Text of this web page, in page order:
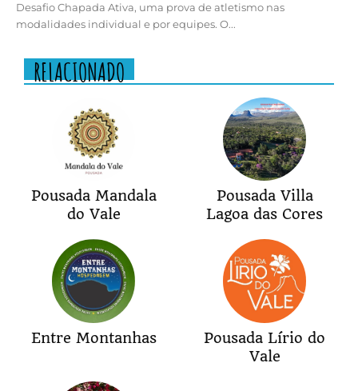
Desafio Chapada Ativa, uma prova de atletismo nas
modalidades individual e por equipes. O...
RELACIONADO
Pousada Mandala
do Vale
Pousada Villa
Lagoa das Cores
Entre Montanhas
Pousada Lírio do
Vale